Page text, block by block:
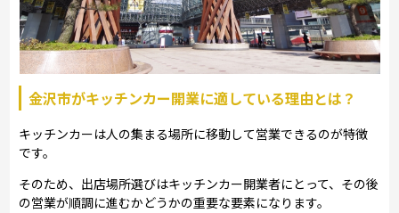
金沢市がキッチンカー開業に適している理由とは？
キッチンカーは人の集まる場所に移動して営業できるのが特徴
です。
そのため、出店場所選びはキッチンカー開業者にとって、その後
の営業が順調に進むかどうかの重要な要素になります。